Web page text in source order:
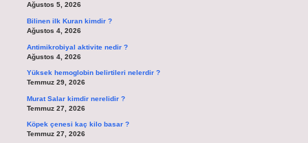
Ağustos 5, 2026
Bilinen ilk Kuran kimdir ?
Ağustos 4, 2026
Antimikrobiyal aktivite nedir ?
Ağustos 4, 2026
Yüksek hemoglobin belirtileri nelerdir ?
Temmuz 29, 2026
Murat Salar kimdir nerelidir ?
Temmuz 27, 2026
Köpek çenesi kaç kilo basar ?
Temmuz 27, 2026